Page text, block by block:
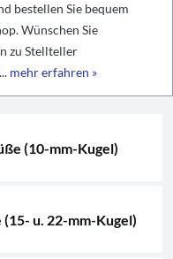
bestellen Sie bequem
Wünschen Sie
zu Stellteller
mehr erfahren »
(10-mm-Kugel)
u. 22-mm-Kugel)